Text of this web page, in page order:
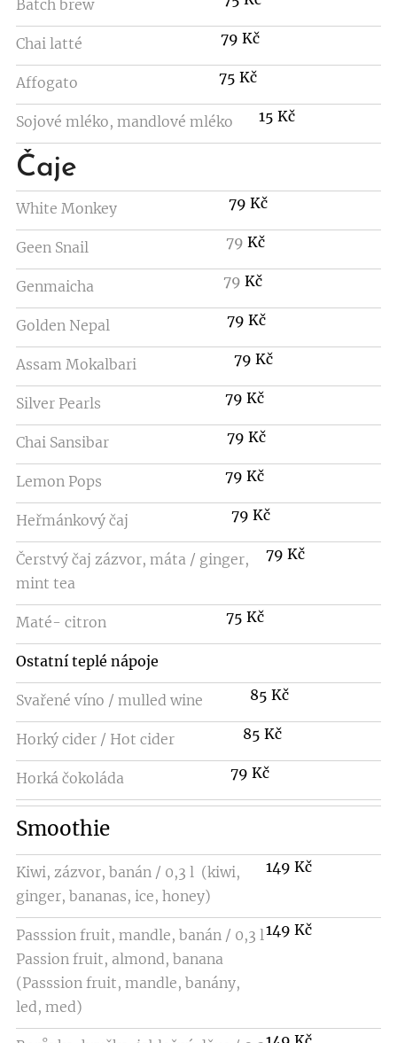
Batch brew
Chai latté 79 Kč
Affogato 75 Kč
Sojové mléko, mandlové mléko 15 Kč
Čaje
White Monkey 79 Kč
Geen Snail 79 Kč
Genmaicha 79 Kč
Golden Nepal 79 Kč
Assam Mokalbari 79 Kč
Silver Pearls 79 Kč
Chai Sansibar 79 Kč
Lemon Pops 79 Kč
Heřmánkový čaj 79 Kč
Čerstvý čaj zázvor, máta / ginger,
mint tea
79 Kč
Maté- citron 75 Kč
Ostatní teplé nápoje
Svařené víno / mulled wine 85 Kč
Horký cider / Hot cider 85 Kč
Horká čokoláda 79 Kč
Smoothie
Kiwi, zázvor, banán / 0,3 l (kiwi,
ginger, bananas, ice, honey)
149 Kč
Passsion fruit, mandle, banán / 0,3 l
Passion fruit, almond, banana
(Passsion fruit, mandle, banány,
led, med)
149 Kč